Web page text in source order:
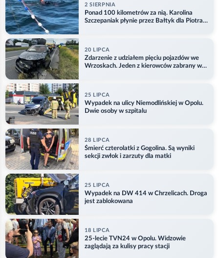
2 SIERPNIA
Ponad 100 kilometrów za nią. Karolina
Szczepaniak płynie przez Bałtyk dla Piotra.
20 LIPCA
Zdarzenie z udziałem pięciu pojazdów we
Wrzoskach. Jeden z kierowców zabrany w
25 LIPCA
Wypadek na ulicy Niemodlińskiej w Opolu.
Dwie osoby w szpitalu
28 LIPCA
Śmierć czterolatki z Gogolina. Są wyniki
sekcji zwłok i zarzuty dla matki
25 LIPCA
Wypadek na DW 414 w Chrzelicach. Droga
jest zablokowana
18 LIPCA
25-lecie TVN24 w Opolu. Widzowie
zaglądają za kulisy pracy stacji